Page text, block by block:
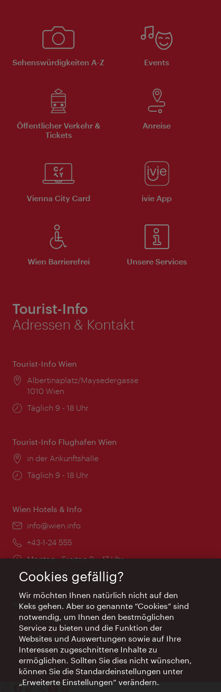
Sehenswürdigkeiten A-Z Events
Öffentlicher Verkehr &
Tickets
Anreise
Vienna City Card ivie App
Wien Barrierefrei Unsere Services
Tourist-Info
Adressen & Kontakt
Tourist-Info Wien
Ort:
Albertinaplatz/Maysedergasse
1010 Wien
Öffnungszeiten:
Täglich 9 - 18 Uhr
Tourist-Info Flughafen Wien
Ort:
in der Ankunftshalle
Öffnungszeiten:
Täglich 9 - 18 Uhr
Wien Hotels & Info
Email:
info@wien.info
Telefon:
+43-1-24 555
Öffnungszeiten:
Montag - Freitag 9 – 17 Uhr
Feiertags geschlossen
AI Concierge Wien
Ort:
concierge.wien.info
Öffnungszeiten:
Informationen rund um die Uhr
Cookies gefällig?
Wir möchten Ihnen natürlich nicht auf den
Keks gehen. Aber so genannte “Cookies” sind
notwendig, um Ihnen den bestmöglichen
Service zu bieten und die Funktion der
Websites und Auswertungen sowie auf Ihre
Interessen zugeschnittene Inhalte zu
ermöglichen. Sollten Sie dies nicht wünschen,
können Sie die Standardeinstellungen unter
„Erweiterte Einstellungen“ verändern.